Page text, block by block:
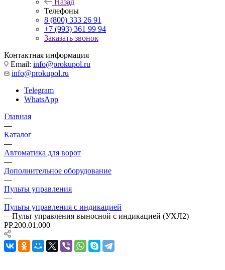
Назад
Телефоны
8 (800) 333 26 91
+7 (993) 361 99 94
Заказать звонок
Контактная информация
Email: info@prokupol.ru
info@prokupol.ru
Telegram
WhatsApp
Главная
—
Каталог
—
Автоматика для ворот
—
Дополнительное оборудование
—
Пульты управления
—
Пульты управления с индикацией
—Пульт управления выносной с индикацией (УХЛ2)
РР.200.01.000